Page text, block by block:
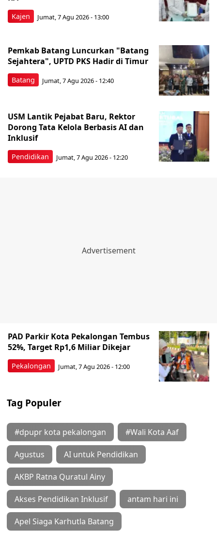
Kajen Jumat, 7 Agu 2026 - 13:00
Batang
Pemkab Batang Luncurkan "Batang
Sejahtera", UPTD PKS Hadir di Timur
Jumat, 7 Agu 2026 - 12:40
Pendidikan
USM Lantik Pejabat Baru, Rektor
Dorong Tata Kelola Berbasis AI dan
Inklusif
Jumat, 7 Agu 2026 - 12:20
Pekalongan
PAD Parkir Kota Pekalongan Tembus
52%, Target Rp1,6 Miliar Dikejar
Jumat, 7 Agu 2026 - 12:00
Tag Populer
#dpupr kota pekalongan #Wali Kota Aaf
Agustus AI untuk Pendidikan
AKBP Ratna Quratul Ainy
Akses Pendidikan Inklusif antam hari ini
Apel Siaga Karhutla Batang